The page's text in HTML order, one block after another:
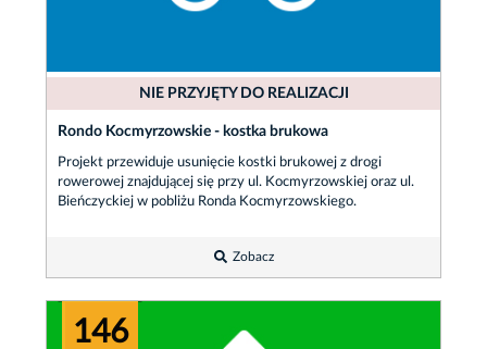
NIE PRZYJĘTY DO REALIZACJI
Rondo Kocmyrzowskie - kostka brukowa
Projekt przewiduje usunięcie kostki brukowej z drogi
rowerowej znajdującej się przy ul. Kocmyrzowskiej oraz ul.
Bieńczyckiej w pobliżu Ronda Kocmyrzowskiego.
Zobacz
146